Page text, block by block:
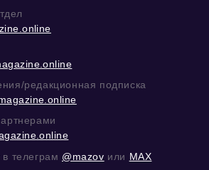
редакционная подписка
телеграм @mazov или MAX